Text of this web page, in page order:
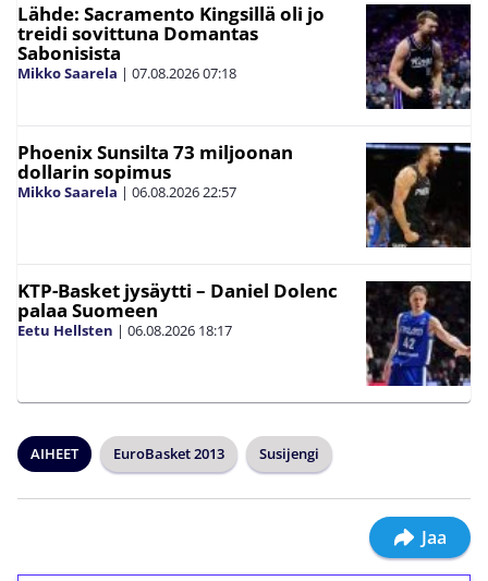
Lähde: Sacramento Kingsillä oli jo
treidi sovittuna Domantas
Sabonisista
Mikko Saarela | 07.08.202607:18
Phoenix Sunsilta 73 miljoonan
dollarin sopimus
Mikko Saarela | 06.08.202622:57
KTP-Basket jysäytti – Daniel Dolenc
palaa Suomeen
Eetu Hellsten | 06.08.2026 18:17
AIHEET EuroBasket 2013 Susijengi
Jaa